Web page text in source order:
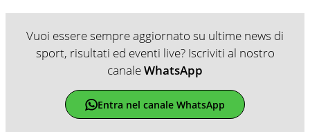
Vuoi essere sempre aggiornato su ultime news di
sport, risultati ed eventi live? Iscriviti al nostro
canaleWhatsApp
Entra nel canale WhatsApp